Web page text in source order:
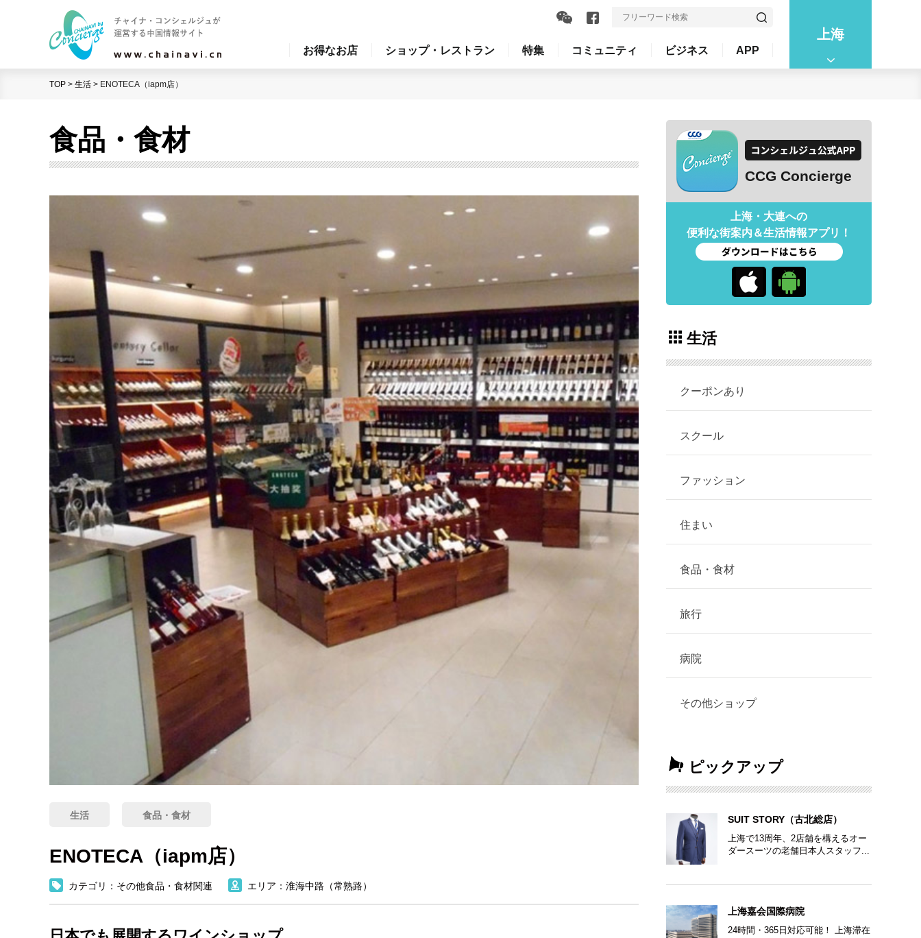
上海
お得なお店 ショップ・レストラン 特集 コミュニティ ビジネス APP
TOP > 生活 > ENOTECA（iapm店）
食品・食材
生活 食品・食材
ENOTECA（iapm店）
カテゴリ：その他食品・食材関連 エリア：淮海中路（常熟路）
CCG Concierge
上海・大連への
便利な街案内＆生活情報アプリ！
生活
クーポンあり
スクール
ファッション
住まい
食品・食材
旅行
病院
その他ショップ
ピックアップ
SUIT STORY（古北総店）
上海で13周年、2店舗を構えるオー
ダースーツの老舗日本人スタッフ...
上海嘉会国際病院
24時間・365日対応可能！ 上海滞在